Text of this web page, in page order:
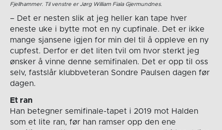
Fjellhammer. Til venstre er Jørg William Fiala Gjermundnes.
– Det er nesten slik at jeg heller kan tape hver
eneste uke i bytte mot en ny cupfinale. Det er ikke
mange sjansene igjen for min del til å oppleve en ny
cupfest. Derfor er det liten tvil om hvor sterkt jeg
ønsker å vinne denne semifinalen. Det er opp til oss
selv, fastslår klubbveteran Sondre Paulsen dagen før
dagen.
Et ran
Han betegner semifinale-tapet i 2019 mot Halden
som et lite ran, før han ramser opp den ene